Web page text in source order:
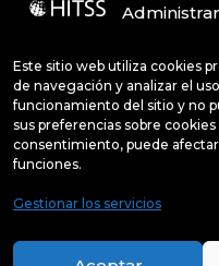
Este sitio web utiliza cookies
de navegación y analizar el
funcionamiento del sitio y no
sus preferencias sobre
consentimiento, puede
funciones.
Gestionar los servicios
y analizar el uso del sitio.
preferencias sobre cookies no